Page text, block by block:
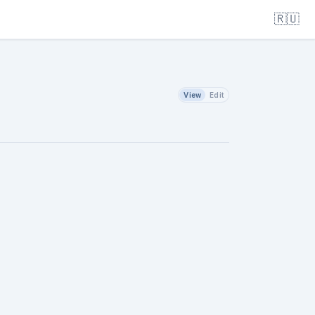
🇷🇺
View Edit